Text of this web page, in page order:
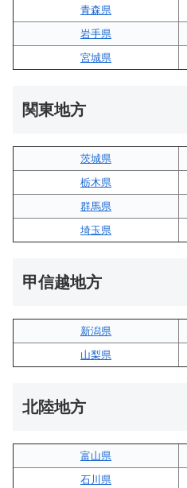
青森県
岩手県
宮城県
関東地方
茨城県
栃木県
群馬県
埼玉県
甲信越地方
新潟県
山梨県
北陸地方
富山県
石川県